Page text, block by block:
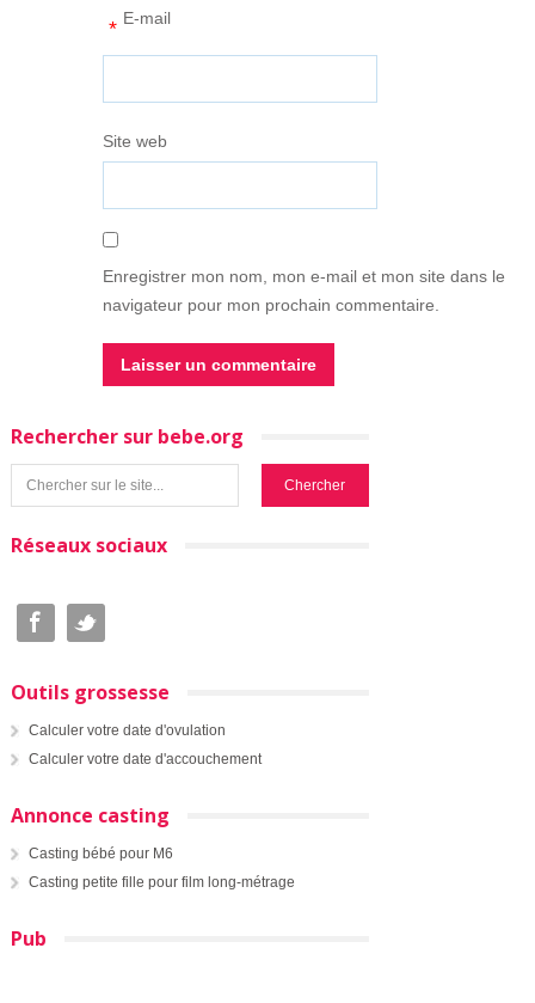
E-mail
*
Site web
Enregistrer mon nom, mon e-mail et mon site dans le
navigateur pour mon prochain commentaire.
Rechercher sur bebe.org
Réseaux sociaux
Outils grossesse
Calculer votre date d'ovulation
Calculer votre date d'accouchement
Annonce casting
Casting bébé pour M6
Casting petite fille pour film long-métrage
Pub